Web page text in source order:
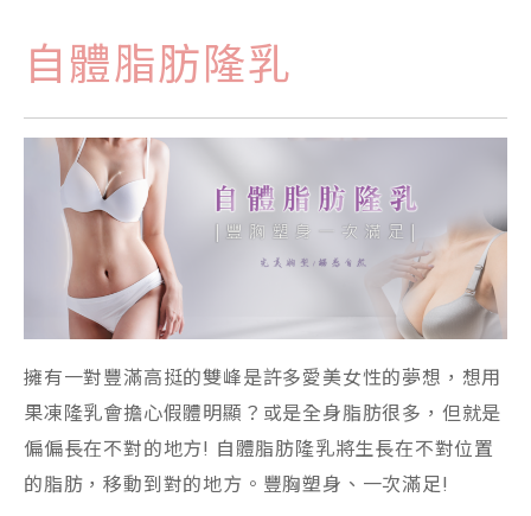
自體脂肪隆乳
擁有一對豐滿高挺的雙峰是許多愛美女性的夢想，想用
果凍隆乳會擔心假體明顯？或是全身脂肪很多，但就是
偏偏長在不對的地方! 自體脂肪隆乳將生長在不對位置
的脂肪，移動到對的地方。豐胸塑身、一次滿足!